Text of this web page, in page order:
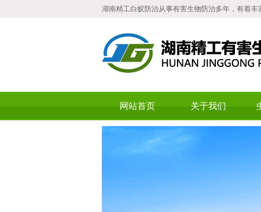
湖南精工白蚁防治从事有害生物防治多年，有着丰
网站首页 关于我们